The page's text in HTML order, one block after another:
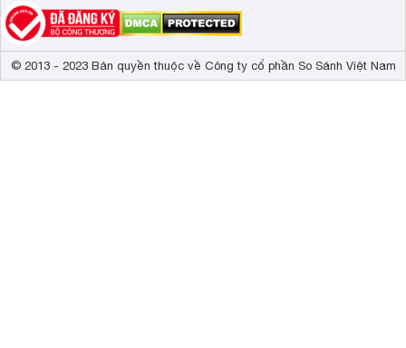
© 2013 - 2023 Bản quyền thuộc về Công ty cổ phần So Sánh Việt Nam